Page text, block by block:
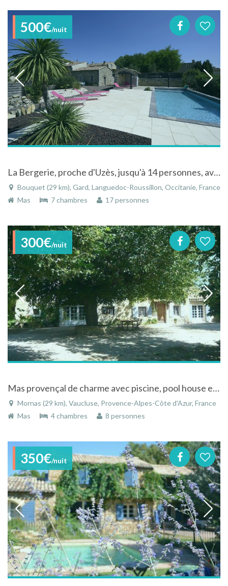
500€/nuit
La Bergerie, proche d'Uzès, jusqu'à 14 personnes, avec piscine
Bouquet (29 km), Gard, Languedoc-Roussillon, Occitanie, France
Mas
7 chambres 17 personnes
300€/nuit
Mas provençal de charme avec piscine, pool house et terrain arboré et ensoleillé de 3000 m2
Mornas (29 km), Vaucluse, Provence-Alpes-Côte d'Azur, France
Mas
4 chambres 8 personnes
350€/nuit